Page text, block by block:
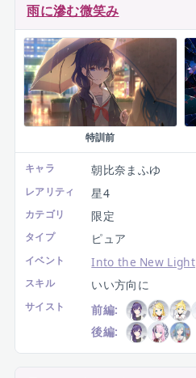
雨に滲む微笑み
特訓前
キャラ 朝比奈まふゆ
レアリティ 星4
カテゴリ 限定
タイプ ピュア
イベント Into the New Light
スキル いい方向に
サイスト
前編:
後編: